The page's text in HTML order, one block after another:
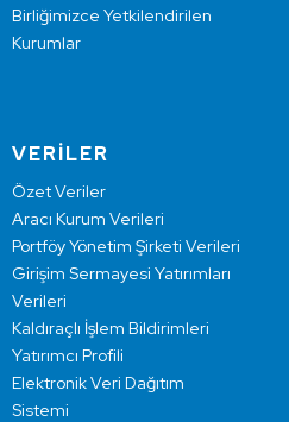
Birliğimizce Yetkilendirilen
Kurumlar
VERİLER
Özet Veriler
Aracı Kurum Verileri
Portföy Yönetim Şirketi Verileri
Girişim Sermayesi Yatırımları
Verileri
Kaldıraçlı İşlem Bildirimleri
Yatırımcı Profili
Elektronik Veri Dağıtım
Sistemi